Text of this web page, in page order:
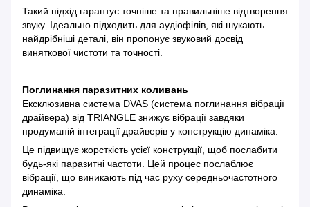
Такий підхід гарантує точніше та правильніше відтворення
звуку. Ідеально підходить для аудіофілів, які шукають
найдрібніші деталі, він пропонує звуковий досвід
виняткової чистоти та точності.
Поглинання паразитних коливань
Ексклюзивна система DVAS (система поглинання вібрації
драйвера) від TRIANGLE знижує вібрації завдяки
продуманій інтеграції драйверів у конструкцію динаміка.
Це підвищує жорсткість усієї конструкції, щоб послабити
будь-які паразитні частоти. Цей процес послаблює
вібрації, що виникають під час руху середньочастотного
динаміка.